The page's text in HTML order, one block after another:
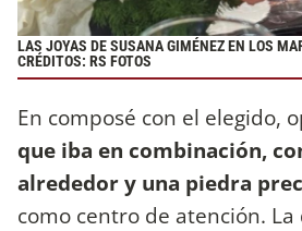
LAS JOYAS DE SUSANA GIMÉNEZ EN LOS
CRÉDITOS: RS FOTOS
En composé con el elegido,
que iba en combinación,
alrededor y una piedra
como centro de atención. La